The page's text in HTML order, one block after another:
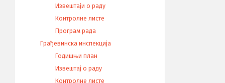
Извештаји о раду
Контролне листе
Програм рада
Грађевинска инспекција
Годишњи план
Извештај о раду
Контролне листе